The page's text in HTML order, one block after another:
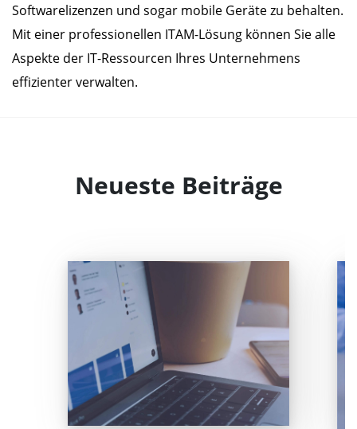
Softwarelizenzen und sogar mobile Geräte zu behalten.
Mit einer professionellen ITAM-Lösung können Sie alle
Aspekte der IT-Ressourcen Ihres Unternehmens
effizienter verwalten.
Neueste Beiträge